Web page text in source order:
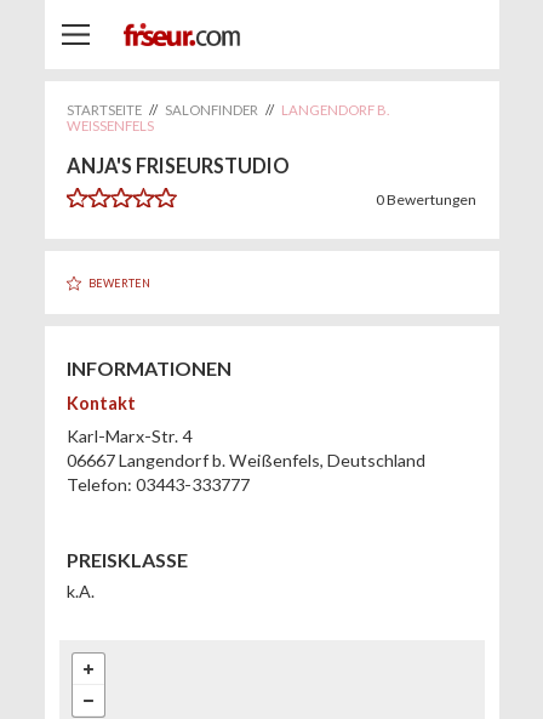
STARTSEITE // SALONFINDER // LANGENDORF B.
WEISSENFELS
ANJA'S FRISEURSTUDIO
0Bewertungen
BEWERTEN
INFORMATIONEN
Kontakt
Karl-Marx-Str. 4
06667Langendorf b. Weißenfels, Deutschland
Telefon: 03443-333777
PREISKLASSE
k.A.